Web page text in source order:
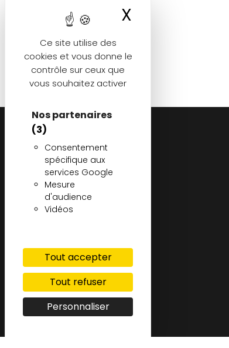
Ce site utilise des
cookies et vous donne le
contrôle sur ceux que
vous souhaitez activer
Nos partenaires
(3)
Consentement
spécifique aux
services Google
Mesure
d'audience
Vidéos
Tout accepter
Tout refuser
Personnaliser
X